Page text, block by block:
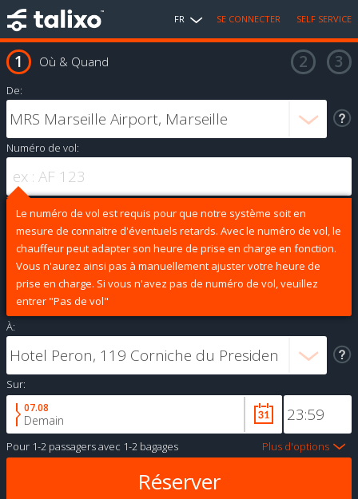
FR SE CONNECTER SELF SERVICE
Où & Quand
De:
Numéro de vol:
Le numéro de vol est requis pour que notre système soit en
mesure de connaitre d'éventuels retards. Avec le numéro de vol, le
chauffeur peut adapter son heure de prise en charge en fonction.
Vous n'aurez ainsi pas à manuellement ajuster votre heure de
prise en charge. Si vous n'avez pas de numéro de vol, veuillez
entrer "Pas de vol"
À:
Sur:
07.08
Demain
Pour 1-2 passagersavec 1-2 bagages Plus d'options